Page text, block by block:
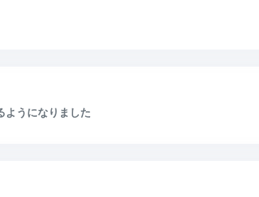
ようになりました